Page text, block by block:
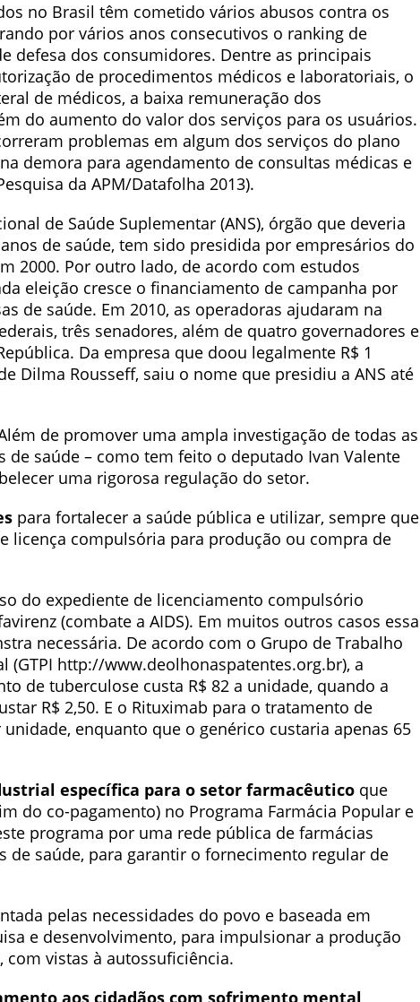
no Brasil têm cometido vários abusos contra os
por vários anos consecutivos o ranking de
defesa dos consumidores. Dentre as principais
de procedimentos médicos e laboratoriais, o
de médicos, a baixa remuneração dos
do aumento do valor dos serviços para os usuários.
problemas em algum dos serviços do plano
demora para agendamento de consultas médicas e
da APM/Datafolha 2013).
de Saúde Suplementar (ANS), órgão que deveria
de saúde, tem sido presidida por empresários do
2000. Por outro lado, de acordo com estudos
eleição cresce o financiamento de campanha por
de saúde. Em 2010, as operadoras ajudaram na
três senadores, além de quatro governadores e
Da empresa que doou legalmente R$ 1
Dilma Rousseff, saiu o nome que presidiu a ANS até
de promover uma ampla investigação de todas as
de saúde – como tem feito o deputado Ivan Valente
uma rigorosa regulação do setor.
para fortalecer a saúde pública e utilizar, sempre que
licença compulsória para produção ou compra de
do expediente de licenciamento compulsório
(combate a AIDS). Em muitos outros casos essa
necessária. De acordo com o Grupo de Trabalho
(GTPI http://www.deolhonaspatentes.org.br), a
de tuberculose custa R$ 82 a unidade, quando a
R$ 2,50. E o Rituximab para o tratamento de
unidade, enquanto que o genérico custaria apenas 65
específica para o setor farmacêutico que
do co-pagamento) no Programa Farmácia Popular e
programa por uma rede pública de farmácias
de saúde, para garantir o fornecimento regular de
pelas necessidades do povo e baseada em
e desenvolvimento, para impulsionar a produção
vistas à autossuficiência.
aos cidadãos com sofrimento mental